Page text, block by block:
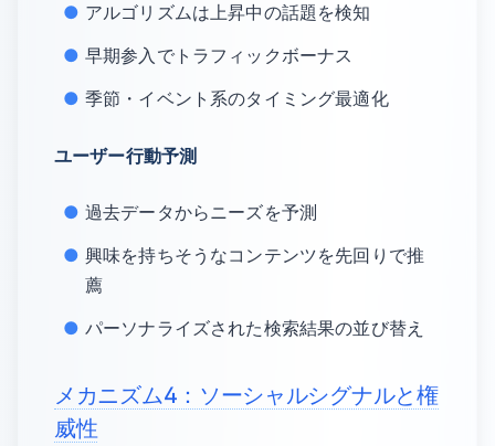
アルゴリズムは上昇中の話題を検知
早期参入でトラフィックボーナス
季節・イベント系のタイミング最適化
ユーザー行動予測
過去データからニーズを予測
興味を持ちそうなコンテンツを先回りで推
薦
パーソナライズされた検索結果の並び替え
メカニズム4：ソーシャルシグナルと権
威性